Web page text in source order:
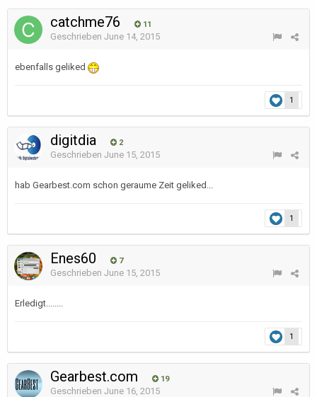
catchme76 11
Geschrieben June 14, 2015
ebenfalls geliked
1
digitdia 2
Geschrieben June 15, 2015
hab Gearbest.com schon geraume Zeit geliked...
1
Enes60 7
Geschrieben June 15, 2015
Erledigt........
1
Gearbest.com 19
Geschrieben June 16, 2015